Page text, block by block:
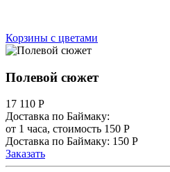
Корзины с цветами
Полевой сюжет
17 110 Р
Доставка по Баймаку:
от 1 часа, стоимость 150 Р
Доставка по Баймаку: 150 Р
Заказать